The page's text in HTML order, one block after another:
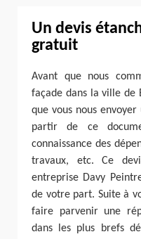
Un devis
gratuit
Avant que nous
façade dans la ville de
que vous nous envoyer
partir de ce
connaissance des
travaux, etc. Ce
entreprise Davy
de votre part. Suite à
faire parvenir une
dans les plus brefs